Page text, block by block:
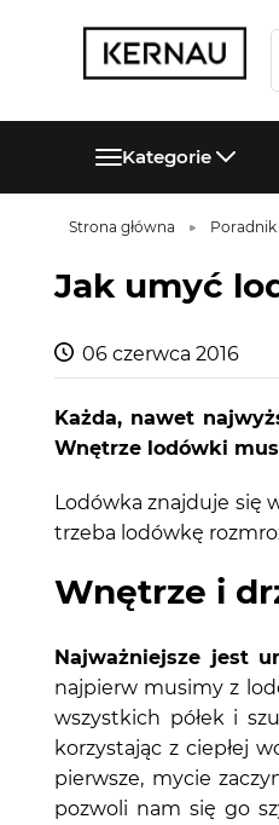
Kategorie
Strona główna
Jak umyć
06 czerwca 2016
Każda, nawet
Wnętrze lodówki
Lodówka znajduje się
trzeba lodówkę
Wnętrze i
Najważniejsze jest
najpierw musimy z
wszystkich półek i
korzystając z ciepłej
pierwsze, mycie
pozwoli nam się go